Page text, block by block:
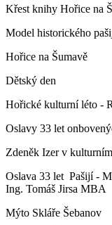
Křest knihy Hořice na
Model historického
Hořice na Šumavě
Dětský den
Hořické kulturní léto -
Oslavy 33 let
Zdeněk Izer v
Oslava 33 let Pašijí -
Ing. Tomáš Jirsa MBA
Mýto Skláře Šebanov